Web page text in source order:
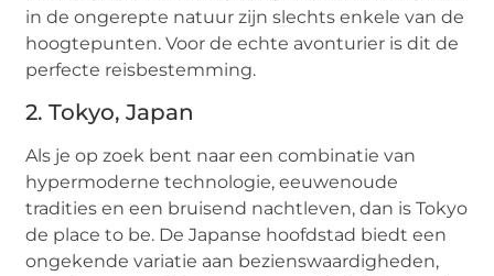
in de ongerepte natuur zijn slechts enkele van de
hoogtepunten. Voor de echte avonturier is dit de
perfecte reisbestemming.
2. Tokyo, Japan
Als je op zoek bent naar een combinatie van
hypermoderne technologie, eeuwenoude
tradities en een bruisend nachtleven, dan is Tokyo
de place to be. De Japanse hoofdstad biedt een
ongekende variatie aan bezienswaardigheden,